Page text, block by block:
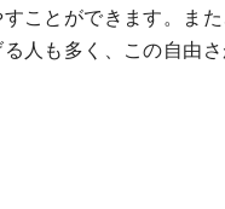
ことができます。ま
人も多く、この自由